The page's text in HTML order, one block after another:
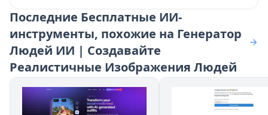
Последние Бесплатные ИИ-
инструменты, похожие на Генератор
Людей ИИ | Создавайте
Реалистичные Изображения Людей